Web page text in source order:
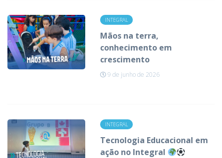
INTEGRAL
Mãos na terra,
conhecimento em
crescimento
9 de junho de 2026
INTEGRAL
Tecnologia Educacional em
ação no Integral